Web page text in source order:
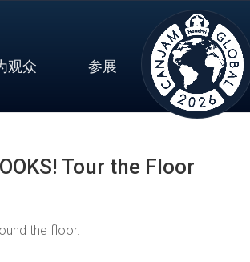
观众 参展
Tour the Floor
the floor.